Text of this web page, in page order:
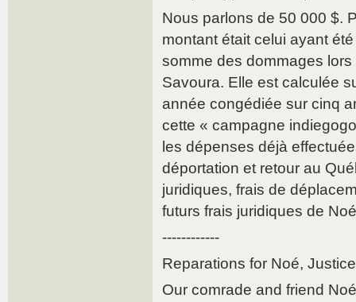
Nous parlons de 50 000 $.
montant était celui ayant
somme des dommages
Savoura. Elle est calculée
année congédiée sur cinq
cette « campagne
les dépenses déjà
déportation et retour au
juridiques, frais de
futurs frais juridiques de
------------
Reparations for Noé,
Our comrade and friend